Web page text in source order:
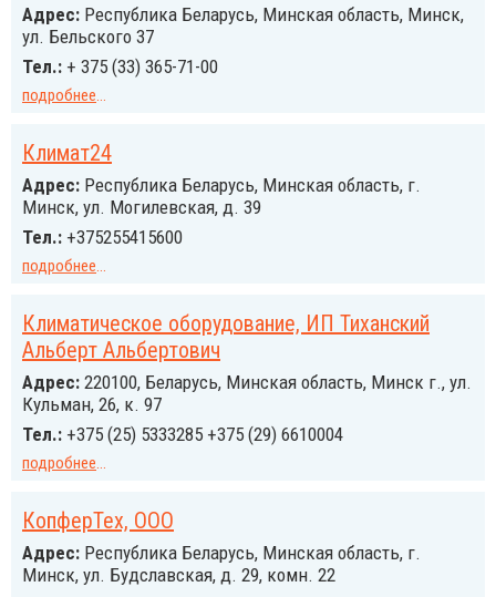
Адрес: Республика Беларусь, Минская область, Минск,
ул. Бельского 37
Тел.: + 375 (33) 365-71-00
подробнее...
Климат24
Адрес: Республика Беларусь, Минская область, г.
Минск, ул. Могилевская, д. 39
Тел.: +375255415600
подробнее...
Климатическое оборудование, ИП Тиханский
Альберт Альбертович
Адрес: 220100, Беларусь, Минская область, Минск г., ул.
Кульман, 26, к. 97
Тел.: +375 (25) 5333285 +375 (29) 6610004
подробнее...
КопферТех, ООО
Адрес: Республика Беларусь, Минская область, г.
Минск, ул. Будславская, д. 29, комн. 22